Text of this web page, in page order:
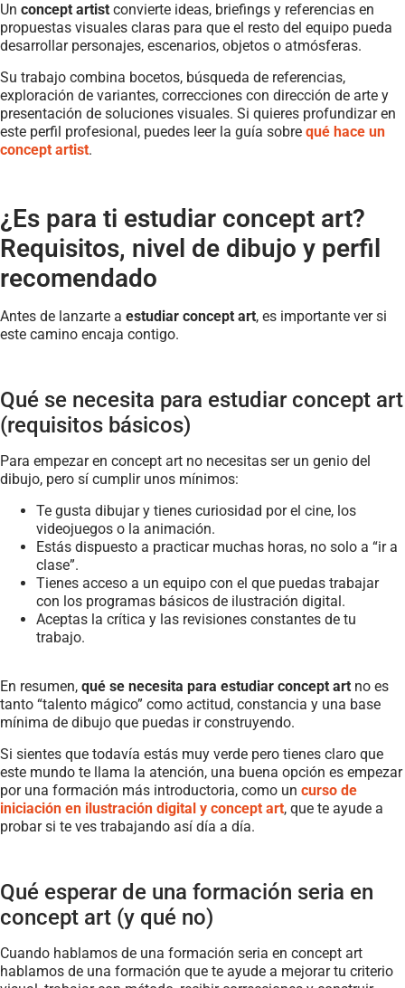
Un concept artist convierte ideas, briefings y referencias en
propuestas visuales claras para que el resto del equipo pueda
desarrollar personajes, escenarios, objetos o atmósferas.
Su trabajo combina bocetos, búsqueda de referencias,
exploración de variantes, correcciones con dirección de arte y
presentación de soluciones visuales. Si quieres profundizar en
este perfil profesional, puedes leer la guía sobre qué hace un
concept artist.
¿Es para ti estudiar concept art?
Requisitos, nivel de dibujo y perfil
recomendado
Antes de lanzarte a estudiar concept art, es importante ver si
este camino encaja contigo.
Qué se necesita para estudiar concept art
(requisitos básicos)
Para empezar en concept art no necesitas ser un genio del
dibujo, pero sí cumplir unos mínimos:
Te gusta dibujar y tienes curiosidad por el cine, los
videojuegos o la animación.
Estás dispuesto a practicar muchas horas, no solo a “ir a
clase”.
Tienes acceso a un equipo con el que puedas trabajar
con los programas básicos de ilustración digital.
Aceptas la crítica y las revisiones constantes de tu
trabajo.
En resumen, qué se necesita para estudiar concept art no es
tanto “talento mágico” como actitud, constancia y una base
mínima de dibujo que puedas ir construyendo.
Si sientes que todavía estás muy verde pero tienes claro que
este mundo te llama la atención, una buena opción es empezar
por una formación más introductoria, como un curso de
iniciación en ilustración digital y concept art, que te ayude a
probar si te ves trabajando así día a día.
Qué esperar de una formación seria en
concept art (y qué no)
Cuando hablamos de una formación seria en concept art
hablamos de una formación que te ayude a mejorar tu criterio